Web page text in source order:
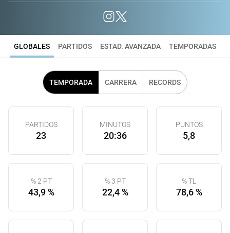
GLOBALES PARTIDOS ESTAD. AVANZADA TEMPORADAS
TEMPORADA CARRERA RECORDS
PARTIDOS
23
MINUTOS
20:36
PUNTOS
5,8
% 2 PT
43,9 %
% 3 PT
22,4 %
% TL
78,6 %